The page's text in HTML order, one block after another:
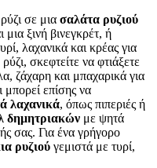
σε μια σαλάτα ρυζιού
ξινή βινεγκρέτ, ή
λαχανικά και κρέας για
σκεφτείτε να φτιάξετε
ζάχαρη και μπαχαρικά για
μπορεί επίσης να
λαχανικά, όπως πιπεριές ή
δημητριακών με ψητά
σας. Για ένα γρήγορο
ρυζιού γεμιστά με τυρί,